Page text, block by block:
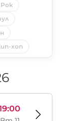
Рок
хоп